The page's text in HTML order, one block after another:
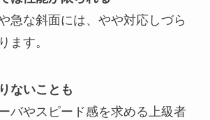
急な斜面には、やや対応しづら
ます。
ないことも
バやスピード感を求める上級者